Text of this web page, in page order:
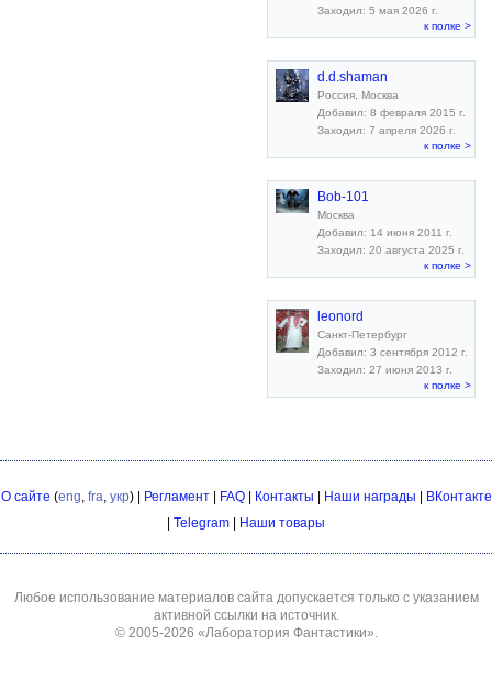
Заходил: 5 мая 2026 г.
к полке >
d.d.shaman
Россия, Москва
Добавил: 8 февраля 2015 г.
Заходил: 7 апреля 2026 г.
к полке >
Bob-101
Москва
Добавил: 14 июня 2011 г.
Заходил: 20 августа 2025 г.
к полке >
leonord
Санкт-Петербург
Добавил: 3 сентября 2012 г.
Заходил: 27 июня 2013 г.
к полке >
О сайте (eng, fra, укр) | Регламент| FAQ| Контакты Наши награды
ВКонтакте
Telegram Наши товары
Любое использование материалов сайта допускается только с указанием
активной ссылки на источник.
© 2005-2026 «Лаборатория Фантастики».